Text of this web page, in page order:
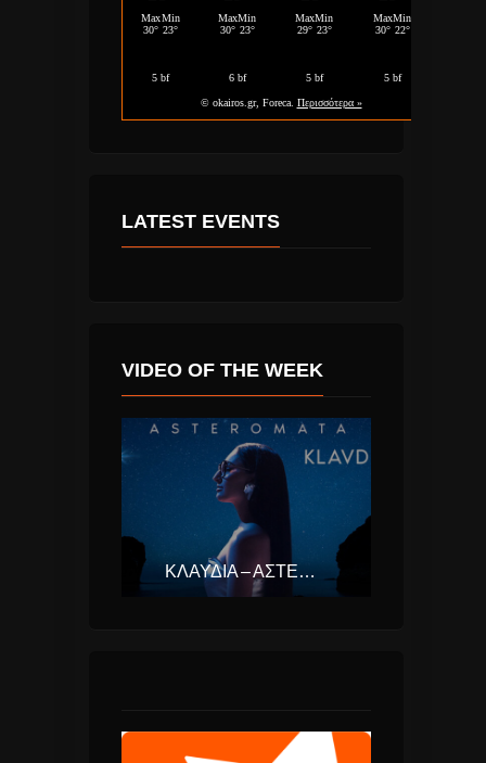
LATEST EVENTS
VIDEO OF THE WEEK
ΚΛΑΥΔΊΑ – ΑΣΤΕΡΟΜΆΤΑ (EUROVISION ΕΛΛΆΔΑ 2025)